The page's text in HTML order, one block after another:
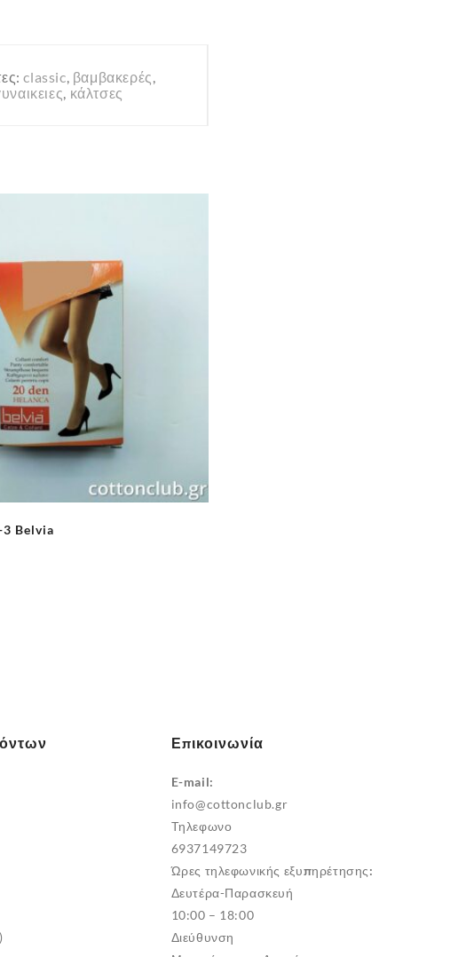
classic, βαμβακερές,
, κάλτσες
Belvia
Επικοινωνία
E-mail:
info@cottonclub.gr
Τηλεφωνο
6937149723
Ώρες τηλεφωνικής εξυπηρέτησης:
Δευτέρα-Παρασκευή
10:00 – 18:00
Διεύθυνση